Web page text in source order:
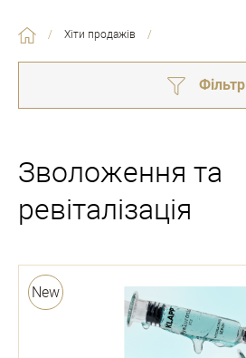
/ Хіти продажів /
Фільтр
Зволоження та
ревіталізація
New